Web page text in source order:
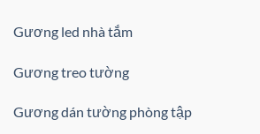
Gương led nhà tắm
Gương treo tường
Gương dán tường phòng tập